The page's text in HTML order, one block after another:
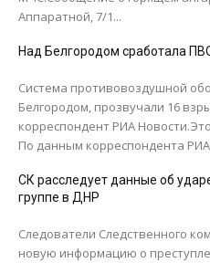
Аппаратной, 7/1...
Над Белгородом сработала
Система противовоздушной
Белгородом, прозвучали 16
корреспондент РИА
По данным корреспондента РИА
СК расследует данные об
группе в ДНР
Следователи Следственного
новую информацию о